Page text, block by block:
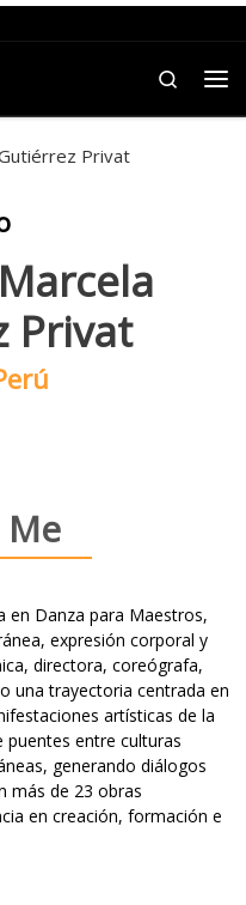
Search
Privat
en Danza para Maestros,
expresión corporal y
directora, coreógrafa,
una trayectoria centrada en
artísticas de la
puentes entre culturas
generando diálogos
más de 23 obras
en creación, formación e